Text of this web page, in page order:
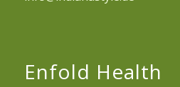
Enfold Health